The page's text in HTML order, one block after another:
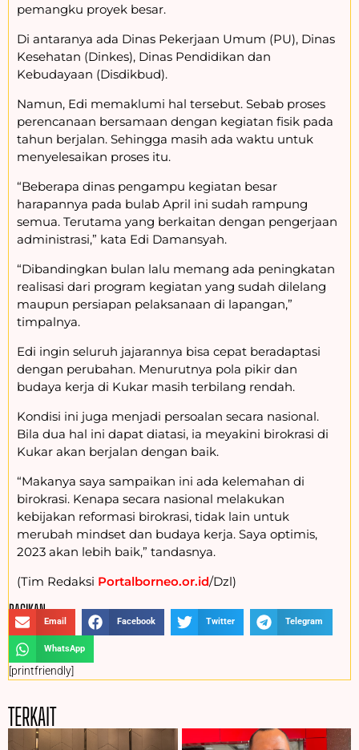
pemangku proyek besar.
Di antaranya ada Dinas Pekerjaan Umum (PU), Dinas
Kesehatan (Dinkes), Dinas Pendidikan dan
Kebudayaan (Disdikbud).
Namun, Edi memaklumi hal tersebut. Sebab proses
perencanaan bersamaan dengan kegiatan fisik pada
tahun berjalan. Sehingga masih ada waktu untuk
menyelesaikan proses itu.
“Beberapa dinas pengampu kegiatan besar
harapannya pada bulab April ini sudah rampung
semua. Terutama yang berkaitan dengan pengerjaan
administrasi,” kata Edi Damansyah.
“Dibandingkan bulan lalu memang ada peningkatan
realisasi dari program kegiatan yang sudah dilelang
maupun persiapan pelaksanaan di lapangan,”
timpalnya.
Edi ingin seluruh jajarannya bisa cepat beradaptasi
dengan perubahan. Menurutnya pola pikir dan
budaya kerja di Kukar masih terbilang rendah.
Kondisi ini juga menjadi persoalan secara nasional.
Bila dua hal ini dapat diatasi, ia meyakini birokrasi di
Kukar akan berjalan dengan baik.
“Makanya saya sampaikan ini ada kelemahan di
birokrasi. Kenapa secara nasional melakukan
kebijakan reformasi birokrasi, tidak lain untuk
merubah mindset dan budaya kerja. Saya optimis,
2023 akan lebih baik,” tandasnya.
(Tim Redaksi Portalborneo.or.id/Dzl)
BAGIKAN :
Email Facebook Twitter Telegram
WhatsApp
[printfriendly]
TERKAIT